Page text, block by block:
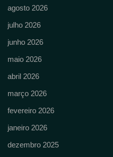
agosto 2026
julho 2026
junho 2026
maio 2026
abril 2026
março 2026
fevereiro 2026
janeiro 2026
dezembro 2025